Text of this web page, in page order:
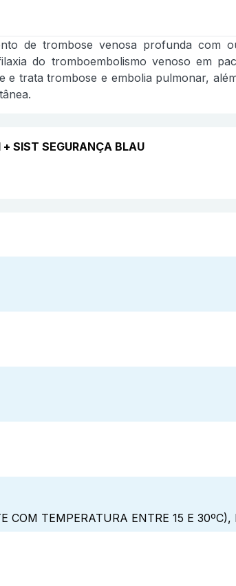
de trombose venosa profunda com
do tromboembolismo venoso em
trata trombose e embolia pulmonar,
SIST SEGURANÇA BLAU
TEMPERATURA ENTRE 15 E 30ºC),